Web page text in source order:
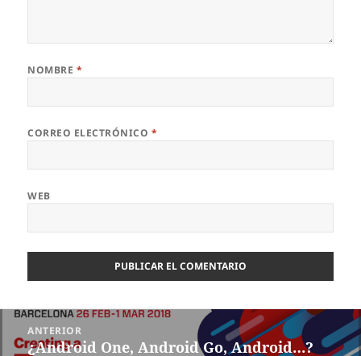
NOMBRE *
CORREO ELECTRÓNICO *
WEB
Navegación
de
ANTERIOR
Entrada
¿Android One, Android Go, Android…?